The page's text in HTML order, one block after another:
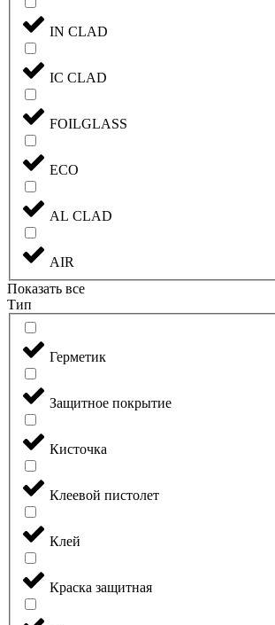
IN CLAD
IC CLAD
FOILGLASS
ECO
AL CLAD
AIR
Показать все
Тип
Герметик
Защитное покрытие
Кисточка
Клеевой пистолет
Клей
Краска защитная